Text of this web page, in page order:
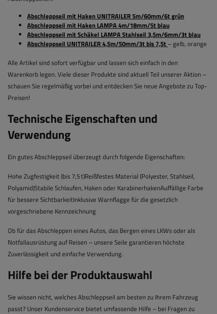
Abschleppseil mit Haken UNITRAILER 5m/60mm/6t grün
Abschleppseil mit Haken LAMPA 4m/18mm/5t blau
Abschleppseil mit Schäkel LAMPA Stahlseil 3,5m/6mm/3t blau
Abschleppseil UNITRAILER 4,5m/50mm/3t bis 7,5t – gelb, orange
Alle Artikel sind sofort verfügbar und lassen sich einfach in den
Warenkorb legen. Viele dieser Produkte sind aktuell Teil unserer Aktion –
schauen Sie regelmäßig vorbei und entdecken Sie neue Angebote zu Top-
Preisen!
Technische Eigenschaften und
Verwendung
Ein gutes Abschleppseil überzeugt durch folgende Eigenschaften:
Hohe Zugfestigkeit (bis 7,5 t)Reißfestes Material (Polyester, Stahlseil,
Polyamid)Stabile Schlaufen, Haken oder KarabinerhakenAuffällige Farbe
für bessere SichtbarkeitInklusive Warnflagge für die gesetzlich
vorgeschriebene Kennzeichnung
Ob für das Abschleppen eines Autos, das Bergen eines LKWs oder als
Notfallausrüstung auf Reisen – unsere Seile garantieren höchste
Zuverlässigkeit und einfache Verwendung.
Hilfe bei der Produktauswahl
Sie wissen nicht, welches Abschleppseil am besten zu Ihrem Fahrzeug
passt? Unser Kundenservice bietet umfassende Hilfe – bei Fragen zu